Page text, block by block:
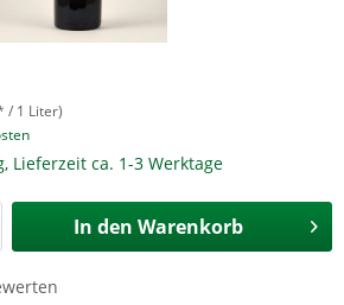
/ 1 Liter)
Lieferzeit ca. 1-3 Werktage
In den Warenkorb